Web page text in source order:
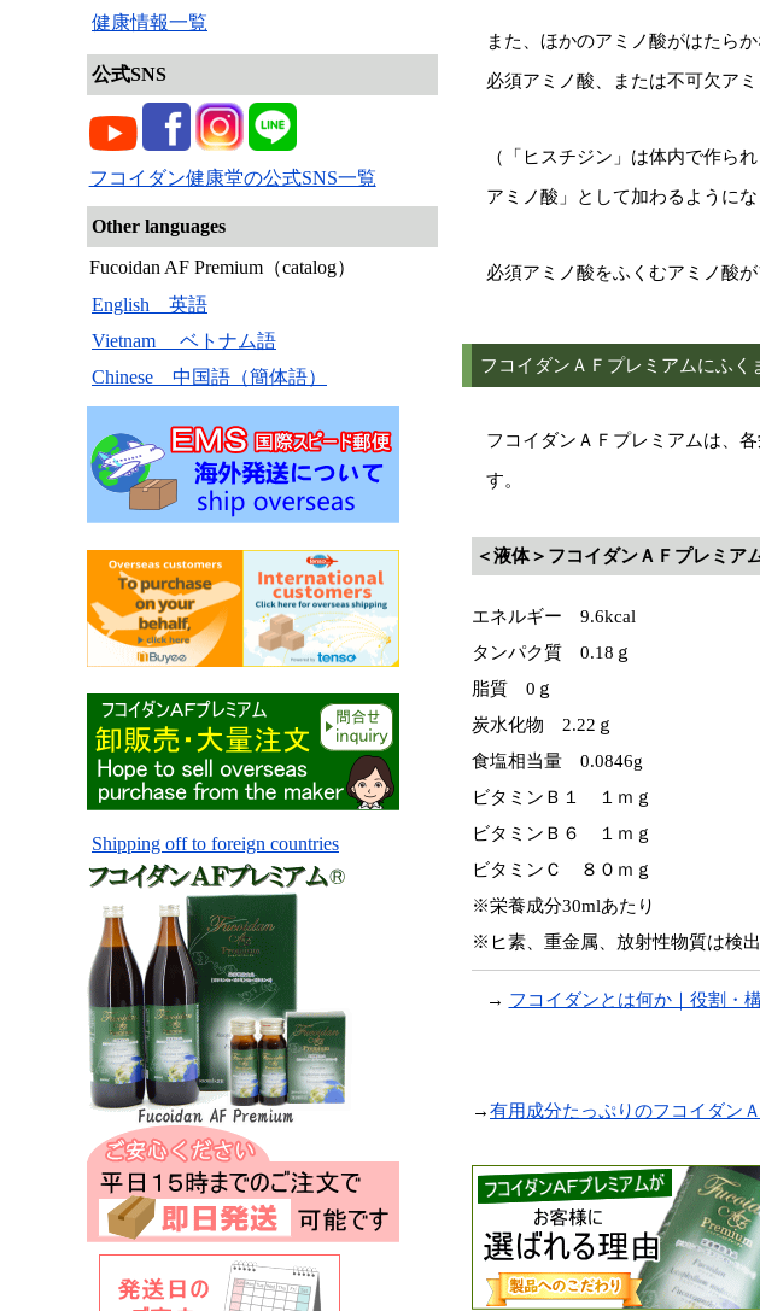
また、ほかのアミノ酸がはたら
必須アミノ酸、または不可欠アミ
（「ヒスチジン」は体内で作ら
アミノ酸」として加わるようにな
必須アミノ酸をふくむアミノ酸
フコイダンＡＦプレミアムにふく
フコイダンＡＦプレミアムは、
す。
＜液体＞フコイダンＡＦプレミア
エネルギー 9.6kcal
タンパク質 0.18ｇ
脂質 0ｇ
炭水化物 2.22ｇ
食塩相当量 0.0846g
ビタミンＢ１ １ｍｇ
ビタミンＢ６ １ｍｇ
ビタミンＣ ８０ｍｇ
※栄養成分30mlあたり
※ヒ素、重金属、放射性物質は検
→ フコイダンとは何か｜役割・
→有用成分たっぷりのフコイダン
健康情報一覧
公式SNS
フコイダン健康堂の公式SNS一覧
Other languages
Fucoidan AF Premium（catalog）
English 英語
Vietnam ベトナム語
Chinese 中国語（簡体語）
Shipping off to foreign countries